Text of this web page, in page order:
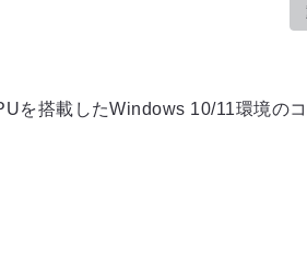
を搭載したWindows 10/11環境の